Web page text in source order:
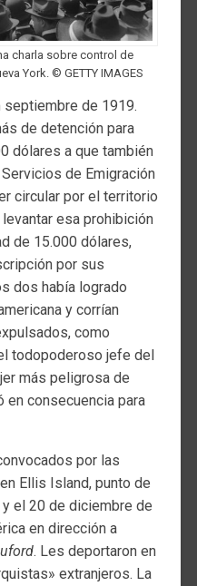
charla sobre control de
York. © GETTY IMAGES
de 1919.
de detención para
dólares a que también
de Emigración
circular por el territorio
esa prohibición
de 15.000 dólares,
por sus
dos había logrado
y corrían
como
todopoderoso jefe del
más peligrosa de
en consecuencia para
por las
Ellis Island, punto de
el 20 de diciembre de
en dirección a
. Les deportaron en
extranjeros. La